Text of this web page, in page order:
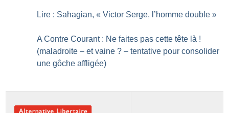
Lire : Sahagian, « Victor Serge, l’homme double »
A Contre Courant : Ne faites pas cette tête là !
(maladroite – et vaine ? – tentative pour consolider
une gôche affligée)